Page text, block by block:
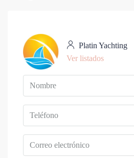
Platin Yachting
Ver listados